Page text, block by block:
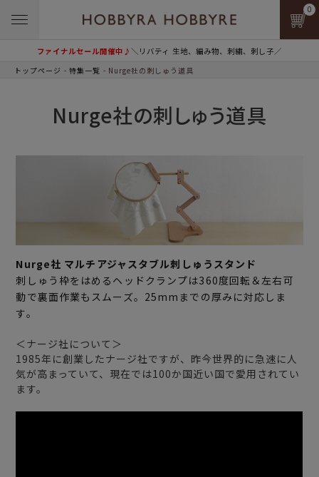
ファイナルセール開催中♪＼リバティ 生地、編み物、刺繍、刺し子／
0
トップページ 特集一覧 Nurge社の刺しゅう道具
Nurge社の刺しゅう道具
Nurge社 マルチアジャスタブル刺しゅうスタンド
刺しゅう枠をはめるヘッドクランプは360度回転＆左右可
動で裏面作業もスムーズ。25mmまでの厚みに対応しま
す。
＜ナージ社について＞
1985年に創業したナージ社ですが、昨今世界的に急速に人
気が高まっていて、現在では100か国近い国で愛用されてい
ます。